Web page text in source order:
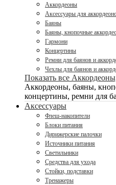
Аккордеоны
Аксессуары для
Баяны
Баяны, кнопочные
Гармони
Концертины
Ремни для баянов и
Чехлы для баянов и
Показать все
Аккордеоны, баяны,
концертины, ремни для
Аксессуары
Флеш-накопители
Блоки питания
Дирижерские палочки
Источники питания
Светильники
Средства для ухода
Стойки, подставки
Тренажеры